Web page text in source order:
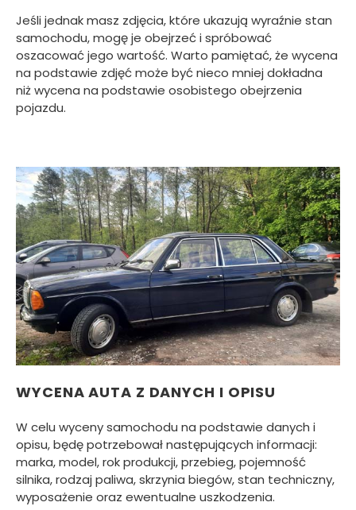
Jeśli jednak masz zdjęcia, które ukazują wyraźnie stan
samochodu, mogę je obejrzeć i spróbować
oszacować jego wartość. Warto pamiętać, że wycena
na podstawie zdjęć może być nieco mniej dokładna
niż wycena na podstawie osobistego obejrzenia
pojazdu.
WYCENA AUTA Z DANYCH I OPISU
W celu wyceny samochodu na podstawie danych i
opisu, będę potrzebował następujących informacji:
marka, model, rok produkcji, przebieg, pojemność
silnika, rodzaj paliwa, skrzynia biegów, stan techniczny,
wyposażenie oraz ewentualne uszkodzenia.